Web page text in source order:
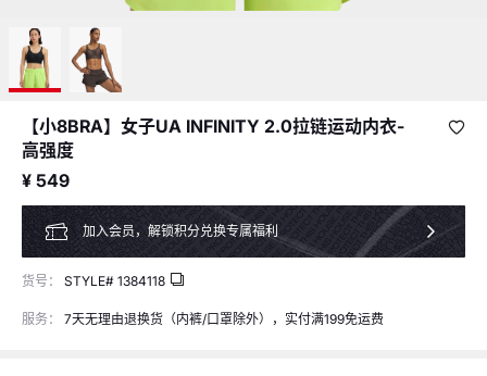
【小8BRA】女子UA INFINITY 2.0拉链运动内衣-
高强度
¥ 549
加入会员，解锁积分兑换专属福利
货号： STYLE# 1384118
服务： 7天无理由退换货（内裤/口罩除外），实付满199免运费